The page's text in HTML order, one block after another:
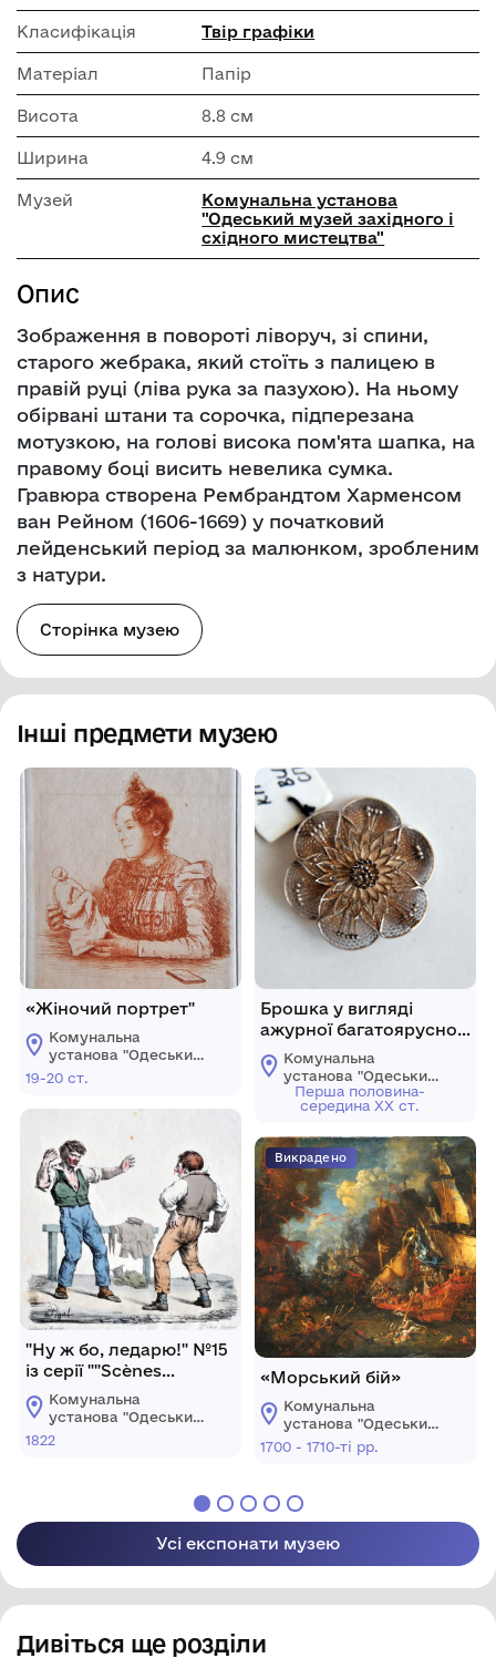
Класифікація Твір графіки
Матеріал Папір
Висота 8.8 см
Ширина 4.9 см
Музей
Комунальна установа
"Одеський музей західного і
східного мистецтва"
Опис
Зображення в повороті ліворуч, зі спини,
старого жебрака, який стоїть з палицею в
правій руці (ліва рука за пазухою). На ньому
обірвані штани та сорочка, підперезана
мотузкою, на голові висока пом'ята шапка, на
правому боці висить невелика сумка.
Гравюра створена Рембрандтом Харменсом
ван Рейном (1606-1669) у початковий
лейденський період за малюнком, зробленим
з натури.
Сторінка музею
Інші предмети музею
«Жіночий портрет"
Комунальна
установа "Одеський
музей західного і
19-20 ст.
"Ну ж бо, ледарю!" №15
із серії ""Scènes
Populaires" (Народні
сцени)
Комунальна
установа "Одеський
музей західного і
1822
Брошка у вигляді
ажурної багатоярусної
округлої квітки з
лотосом всередині.
Комунальна
установа "Одеський
музей західного і
східного мистецтва"
Перша половина-
середина ХХ ст.
Викрадено
«Морський бій»
Комунальна
установа "Одеський
музей західного і
східного мистецтва"
1700 - 1710-ті рр.
Усі експонати музею
Дивіться ще розділи